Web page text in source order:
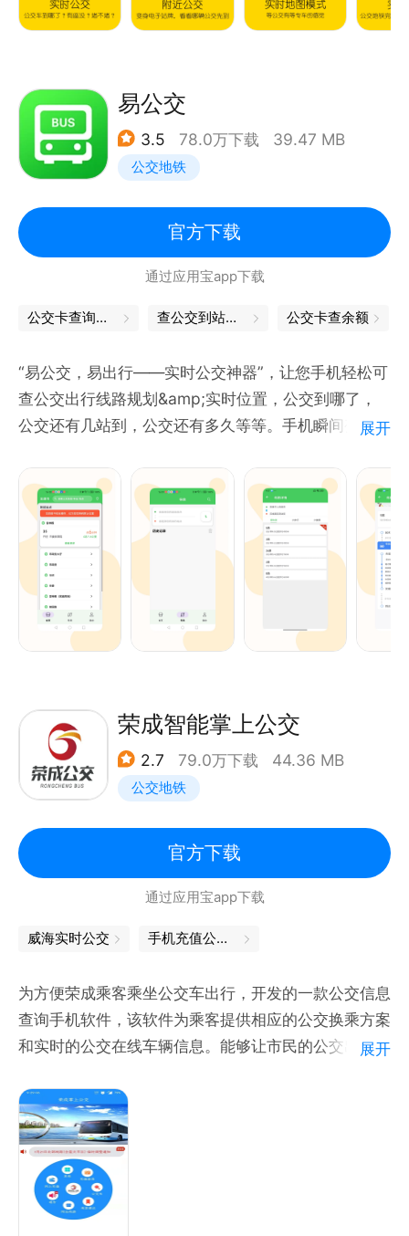
感谢五星好评和支持
微信公众号：公交云
微博：公共交通在线
官网：http://www.dtchuxing.com
不迟到
步行导航：导航至公交站坐公交
换乘查询：输入目的地，提供多种换乘方案，并且显示
公交地铁的实时动态
公交卡查询：实时显示公交卡余额及刷卡明细
实时群聊：同路的出行朋友可以一起交流聊天，共享出
行乘车实况信息
服务评价：对所乘车的车辆服务，如：司机是否按线路
规范行驶等进行吐槽评分
时拍照预警或一健110
公交圈：地铁、公交同路出行小伙伴的吐槽聚集地
地铁信息：地铁实时到站信息，以及地铁站内的指引信
息包括：厕所位置、充值点及周边所有信息
易公交
3.5 78.0万下载 39.47 MB
公交地铁
官方下载
通过应用宝app下载
公交卡查询余额 查公交到站时间 公交卡查余额
“易公交，易出行——实时公交神器”，让您手机轻松可
查公交出行线路规划&amp;实时位置，公交到哪了，
公交还有几站到，公交还有多久等等。手机瞬间变身公
必备神器。
【支持城市】
延安，榆林、汉中、安康、梅州、三亚、江门、东营
等。更多城市敬请期待。
【软件介绍】
1.数据准确：输入公交线路OR公交站点名称，准确告
知您欲乘坐的任一公交车当前位置、发车时间以及到站
还有几站到一目了然；输入起点和终点，智能筛选出多
种换乘方案，提供详细的可行性线路和公交站牌信息。
3.使用便捷：自由选择公交候车地点，一键切换公交行
车方向。界面风格清新简约，清晰易懂，一用就会。
1.微信公众号：易公交APP
2.联系邮箱：yigongjiao@cictec.cn
3.交流Q群：414422264
4.公司网站：www.cictec.cn
每天早上匆匆忙忙吃过早餐，赶到公交站台，翘首以盼
公交车来了没，唯恐误了上班时间。劳碌一天，身心俱
疲，又急急忙忙奔赴公交站台，担心回家车到哪了。遇
上狂风暴雨、交通堵塞、电闪雷鸣、严寒雾霾，更是平
添诸多烦恼。“易公交”公交神器让你早上不会因迟到扣
工资而痛哭流涕，晚上不因加班误了末班车而捶胸顿
足。等公交，今天你用“易公交”了吗！？
展开
荣成智能掌上公交
2.7 79.0万下载 44.36 MB
公交地铁
官方下载
通过应用宝app下载
威海实时公交 手机充值公交卡
为方便荣成乘客乘坐公交车出行，开发的一款公交信息
查询手机软件，该软件为乘客提供相应的公交换乘方案
和实时的公交在线车辆信息。能够让市民的公交出行变
展开